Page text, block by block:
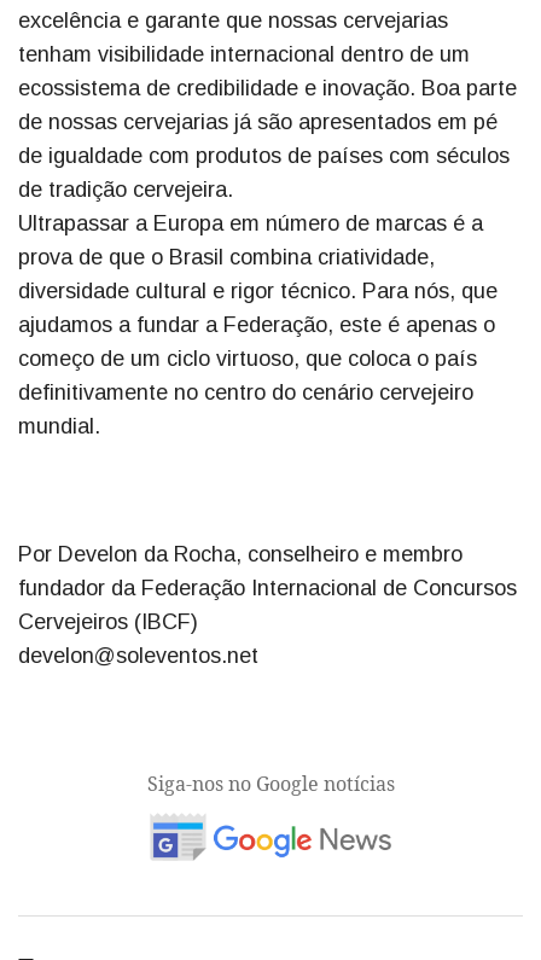
excelência e garante que nossas cervejarias
tenham visibilidade internacional dentro de um
ecossistema de credibilidade e inovação. Boa parte
de nossas cervejarias já são apresentados em pé
de igualdade com produtos de países com séculos
de tradição cervejeira.
Ultrapassar a Europa em número de marcas é a
prova de que o Brasil combina criatividade,
diversidade cultural e rigor técnico. Para nós, que
ajudamos a fundar a Federação, este é apenas o
começo de um ciclo virtuoso, que coloca o país
definitivamente no centro do cenário cervejeiro
mundial.
Por Develon da Rocha, conselheiro e membro
fundador da Federação Internacional de Concursos
Cervejeiros (IBCF)
develon@soleventos.net
Siga-nos no Google notícias